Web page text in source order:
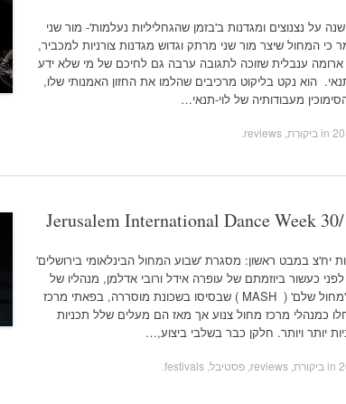
על נצנוצים ומגדנות ב'בזמן שהגחליליות נעלמות'- מור שני
כי המחול שיצר מור שני מרתק וגדוש מגדנות צורניות למכביר,
ארומה ענבלית שזוכה לתגובה ערבה גם לחיכם של מי שלא ידע
הוא נקט בליקוט מרכיבים שהלמו את החזון האמנותי שלו,
מעבודותיה של לוי-תנאי…
ביקורת, reviews
Jerusalem International Dance Week
יח'צ במבט ראשון: מסגרת 'שבוע המחול הבינלאומי בירושלים'
כעשור ביוזמתם של עופרה אידל ורובי אדלמן, מנהליו של
מרכז המחול 'מחול שלם' ( MASH ) שבסיסו בשכונת מוסררה, בפאתי מרכז
כמנהלי מרכז מחול צנוע אך מאז הם מעלים שלל תכניות
יותר ויותר. חלקן כבר בשלבי ביצוע,…
ביקורת, reviews פסטיבל, festivals